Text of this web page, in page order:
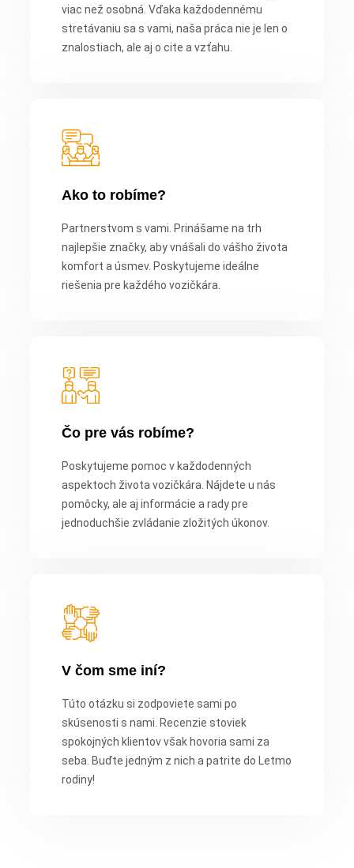
viac než osobná. Vďaka každodennému
stretávaniu sa s vami, naša práca nie je len o
znalostiach, ale aj o cite a vzťahu.
Ako to robíme?
Partnerstvom s vami. Prinášame na trh
najlepšie značky, aby vnášali do vášho života
komfort a úsmev. Poskytujeme ideálne
riešenia pre každého vozičkára.
Čo pre vás robíme?
Poskytujeme pomoc v každodenných
aspektoch života vozičkára. Nájdete u nás
pomôcky, ale aj informácie a rady pre
jednoduchšie zvládanie zložitých úkonov.
V čom sme iní?
Túto otázku si zodpoviete sami po
skúsenosti s nami. Recenzie stoviek
spokojných klientov však hovoria sami za
seba. Buďte jedným z nich a patrite do Letmo
rodiny!